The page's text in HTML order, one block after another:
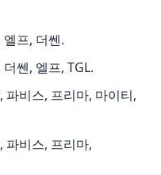
프, 더쎈.
쎈, 엘프, TGL.
비스, 프리마, 마이티,
비스, 프리마,